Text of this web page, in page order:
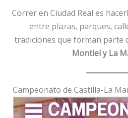
Correr en Ciudad Real es
entre plazas, parques,
tradiciones que forman parte
Montiel y La
Campeonato de Castilla-La